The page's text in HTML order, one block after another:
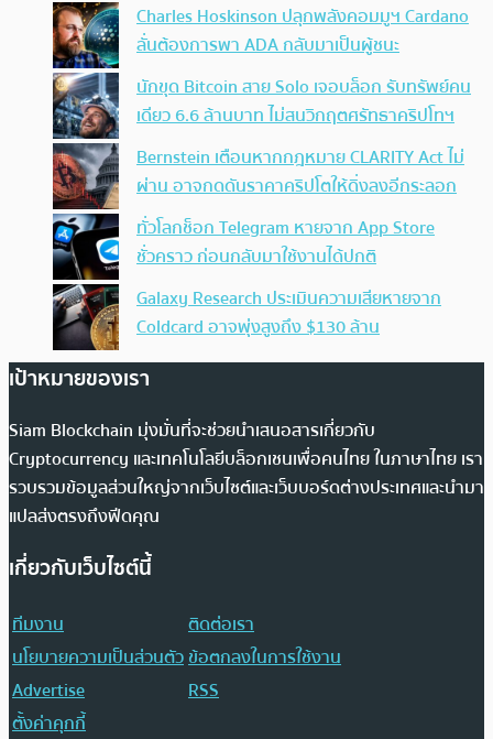
Charles Hoskinson ปลุกพลังคอมมูฯ Cardano
ลั่นต้องการพา ADA กลับมาเป็นผู้ชนะ
นักขุด Bitcoin สาย Solo เจอบล็อก รับทรัพย์คน
เดียว 6.6 ล้านบาท ไม่สนวิกฤตศรัทธาคริปโทฯ
Bernstein เตือนหากกฎหมาย CLARITY Act ไม่
ผ่าน อาจกดดันราคาคริปโตให้ดิ่งลงอีกระลอก
ทั่วโลกช็อก Telegram หายจาก App Store
ชั่วคราว ก่อนกลับมาใช้งานได้ปกติ
Galaxy Research ประเมินความเสียหายจาก
Coldcard อาจพุ่งสูงถึง $130 ล้าน
เป้าหมายของเรา
Siam Blockchain มุ่งมั่นที่จะช่วยนำเสนอสารเกี่ยวกับ
Cryptocurrency และเทคโนโลยีบล็อกเชนเพื่อคนไทย ในภาษาไทย เรา
รวบรวมข้อมูลส่วนใหญ่จากเว็บไซต์และเว็บบอร์ดต่างประเทศและนำมา
แปลส่งตรงถึงฟีดคุณ
เกี่ยวกับเว็บไซต์นี้
ทีมงาน
ติดต่อเรา
นโยบายความเป็นส่วนตัวข้อตกลงในการใช้งาน
Advertise
RSS
ตั้งค่าคุกกี้